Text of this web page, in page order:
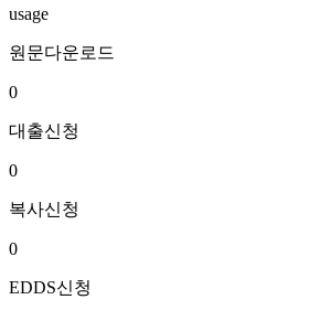
usage
원문다운로드
0
대출신청
0
복사신청
0
EDDS신청